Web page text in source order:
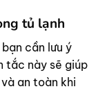
tủ lạnh
cần lưu ý
tắc này sẽ giúp
an toàn khi